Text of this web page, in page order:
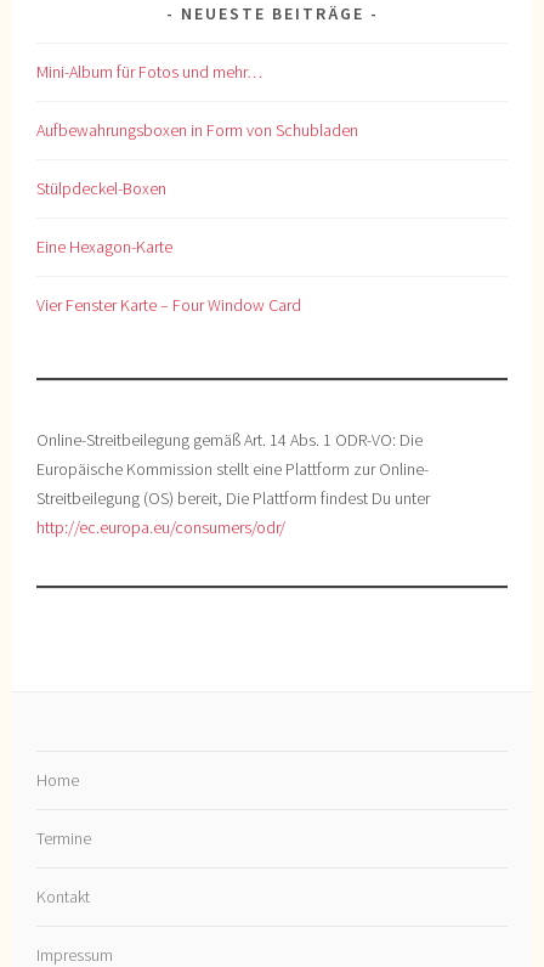
NEUESTE BEITRÄGE
Mini-Album für Fotos und mehr…
Aufbewahrungsboxen in Form von Schubladen
Stülpdeckel-Boxen
Eine Hexagon-Karte
Vier Fenster Karte – Four Window Card
Online-Streitbeilegung gemäß Art. 14 Abs. 1 ODR-VO: Die
Europäische Kommission stellt eine Plattform zur Online-
Streitbeilegung (OS) bereit, Die Plattform findest Du unter
http://ec.europa.eu/consumers/odr/
Home
Termine
Kontakt
Impressum